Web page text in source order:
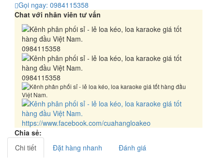
Gọi ngay: 0984115358
Chat với nhân viên tư vấn
0984115358
0984115358
https://www.facebook.com/cuahangloakeo
Chia sẻ:
Chi tiết
Đặt hàng nhanh Đánh giá